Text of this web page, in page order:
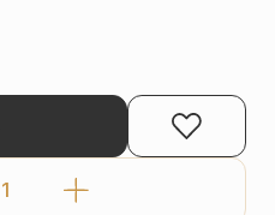
Количество